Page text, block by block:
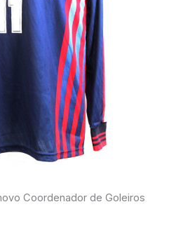
Coordenador de Goleiros